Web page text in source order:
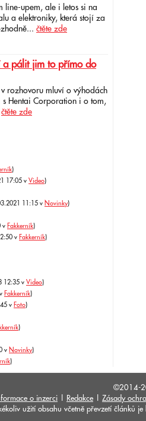
line-upem, ale i letos si na
a elektroniky, která stojí za
čtěte zde
a pálit jim to přímo do
rozhovoru mluví o výhodách
s Hentai Corporation i o tom,
čtěte zde
)
17:05 v Video)
11:15 v Novinky)
v Fakkerník)
v Fakkerník)
12:35 v Video)
Fakkerník)
v Foto)
)
v Novinky)
)
©2014-
o inzerci Redakce Zásady
užití obsahu včetně převzetí článků